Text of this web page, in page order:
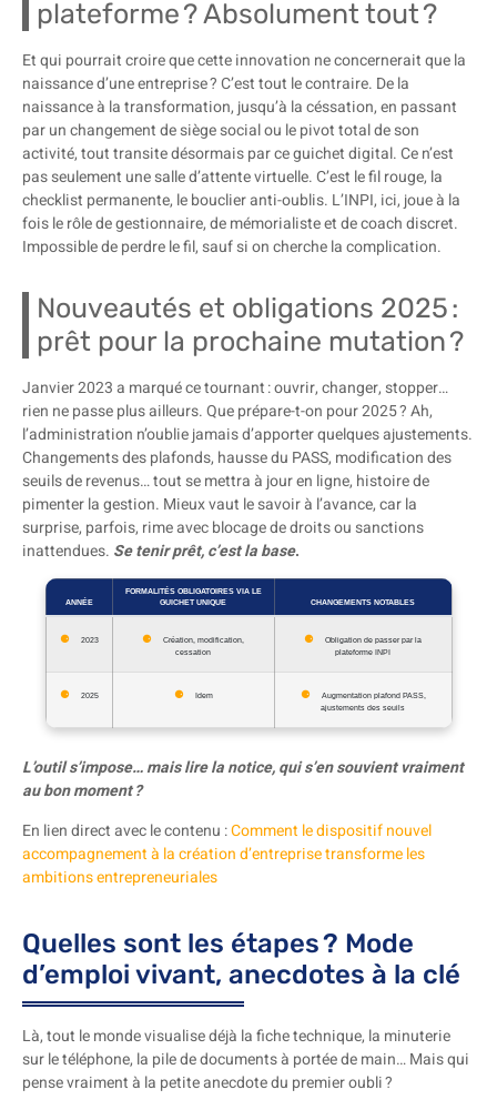
plateforme ? Absolument tout ?
Et qui pourrait croire que cette innovation ne concernerait que la
naissance d’une entreprise ? C’est tout le contraire. De la
naissance à la transformation, jusqu’à la céssation, en passant
par un changement de siège social ou le pivot total de son
activité, tout transite désormais par ce guichet digital. Ce n’est
pas seulement une salle d’attente virtuelle. C’est le fil rouge, la
checklist permanente, le bouclier anti-oublis. L’INPI, ici, joue à la
fois le rôle de gestionnaire, de mémorialiste et de coach discret.
Impossible de perdre le fil, sauf si on cherche la complication.
Nouveautés et obligations 2025 :
prêt pour la prochaine mutation ?
Janvier 2023 a marqué ce tournant : ouvrir, changer, stopper…
rien ne passe plus ailleurs. Que prépare-t-on pour 2025 ? Ah,
l’administration n’oublie jamais d’apporter quelques ajustements.
Changements des plafonds, hausse du PASS, modification des
seuils de revenus… tout se mettra à jour en ligne, histoire de
pimenter la gestion. Mieux vaut le savoir à l’avance, car la
surprise, parfois, rime avec blocage de droits ou sanctions
inattendues. Se tenir prêt, c’est la base.
ANNÉE
FORMALITÉS OBLIGATOIRES VIA LE
GUICHET UNIQUE
CHANGEMENTS NOTABLES
2023
Création, modification,
cessation
Obligation de passer par la
plateforme INPI
2025 Idem
Augmentation plafond PASS,
ajustements des seuils
L’outil s’impose… mais lire la notice, qui s’en souvient vraiment
au bon moment ?
En lien direct avec le contenu :Comment le dispositif nouvel
accompagnement à la création d’entreprise transforme les
ambitions entrepreneuriales
Quelles sont les étapes ? Mode
d’emploi vivant, anecdotes à la clé
Là, tout le monde visualise déjà la fiche technique, la minuterie
sur le téléphone, la pile de documents à portée de main… Mais qui
pense vraiment à la petite anecdote du premier oubli ?